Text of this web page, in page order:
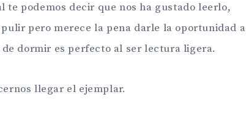
te podemos decir que nos ha gustado leerlo,
pero merece la pena darle la oportunidad a
dormir es perfecto al ser lectura ligera.
llegar el ejemplar.